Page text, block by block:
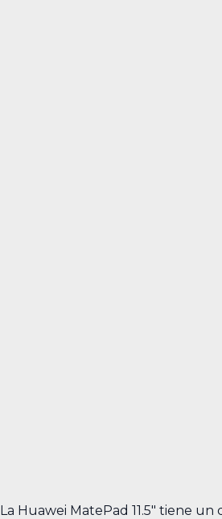
La Huawei MatePad 11.5" tiene un